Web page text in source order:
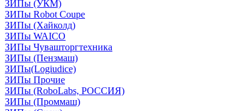
ЗИПы (УКМ)
ЗИПы Robot Coupe
ЗИПы (Хайколд)
ЗИПы WAICO
ЗИПы Чувашторгтехника
ЗИПы (Пензмаш)
ЗИПы(Logiudice)
ЗИПы Прочие
ЗИПы (RoboLabs, РОССИЯ)
ЗИПы (Проммаш)